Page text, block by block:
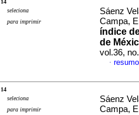
seleciona
para imprimir
Sáenz
Campa,
índice
de
vol.36,
·
seleciona
para imprimir
Sáenz
Campa,